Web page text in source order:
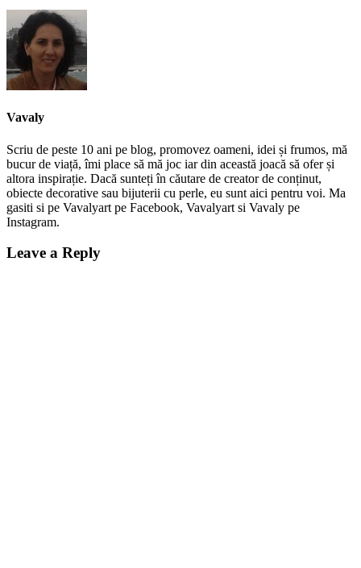
Vavaly
Scriu de peste 10 ani pe blog, promovez oameni, idei și frumos, mă
bucur de viață, îmi place să mă joc iar din această joacă să ofer și
altora inspirație. Dacă sunteți în căutare de creator de conținut,
obiecte decorative sau bijuterii cu perle, eu sunt aici pentru voi. Ma
gasiti si pe Vavalyart pe Facebook, Vavalyart si Vavaly pe
Instagram.
Leave a Reply